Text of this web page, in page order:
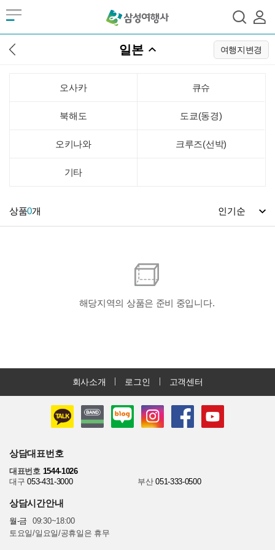
일본 여행지변경
오사카 큐슈
북해도 도쿄(동경)
오키나와 크루즈(선박)
기타
상품0개
해당지역의 상품은 준비 중입니다.
회사소개 로그인 고객센터
상담대표번호
대표번호 1544-1026
대구 053-431-3000 부산 051-333-0500
상담시간안내
월-금
09:30~18:00
토요일/일요일/공휴일은 휴무